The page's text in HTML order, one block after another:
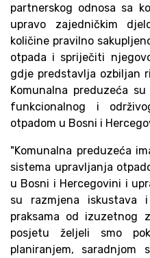
partnerskog odnosa sa
upravo zajedničkim
količine pravilno
otpada i spriječiti
gdje predstavlja ozbiljan
Komunalna preduzeća
funkcionalnog i
otpadom u Bosni i
"Komunalna preduzeća
sistema upravljanja
u Bosni i Hercegovini i
su razmjena iskustava
praksama od izuzetnog
posjetu željeli smo
planiranjem, saradnjom